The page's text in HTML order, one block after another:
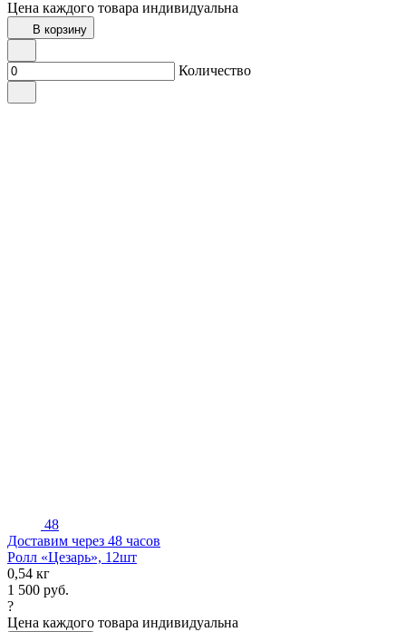
Цена каждого товара индивидуальна
В корзину
Количество
48
Доставим через 48 часов
Ролл «Цезарь», 12шт
0,54 кг
1 500 руб.
?
Цена каждого товара индивидуальна